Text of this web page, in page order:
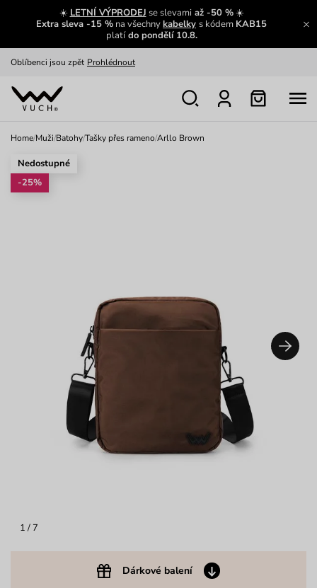
☀️ LETNÍ VÝPRODEJ se slevamiaž -50 %☀️
Extra sleva -15 % na všechnykabelky s kódem KAB15
platído pondělí 10.8.
Zajímavosti ze světa Vuch:
Zobrazit
Oblíbenci jsou zpět Prohlédnout
Nech se inspirovat
Home/Muži/Batohy/Tašky přes rameno/Arllo Brown
1 / 7
Dárkové balení
Nedostupné
-25%